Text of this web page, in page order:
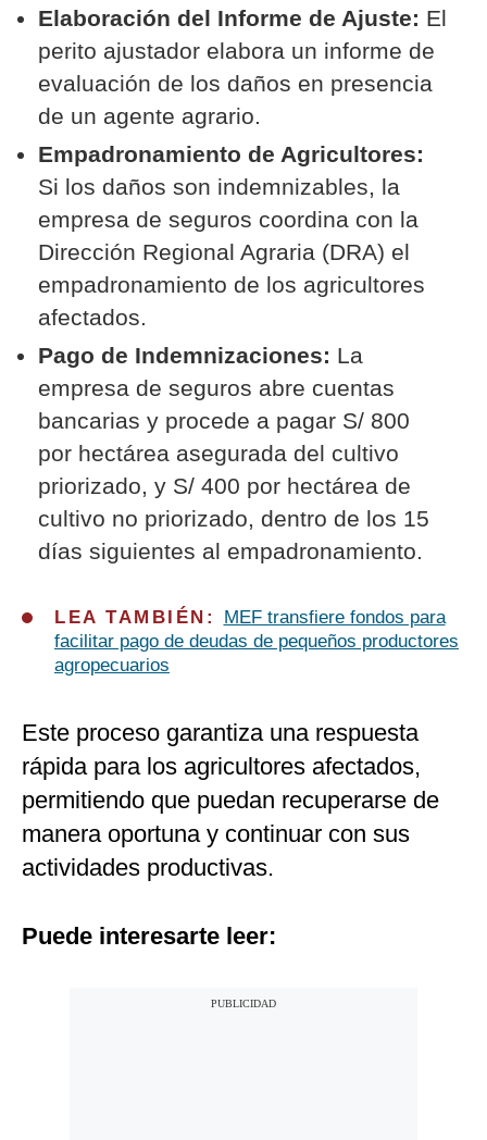
Elaboración del Informe de Ajuste: El
perito ajustador elabora un informe de
evaluación de los daños en presencia
de un agente agrario.
Empadronamiento de Agricultores:
Si los daños son indemnizables, la
empresa de seguros coordina con la
Dirección Regional Agraria (DRA) el
empadronamiento de los agricultores
afectados.
Pago de Indemnizaciones: La
empresa de seguros abre cuentas
bancarias y procede a pagar S/ 800
por hectárea asegurada del cultivo
priorizado, y S/ 400 por hectárea de
cultivo no priorizado, dentro de los 15
días siguientes al empadronamiento.
LEA TAMBIÉN:
MEF transfiere fondos para
facilitar pago de deudas de pequeños productores
agropecuarios
Este proceso garantiza una respuesta
rápida para los agricultores afectados,
permitiendo que puedan recuperarse de
manera oportuna y continuar con sus
actividades productivas.
Puede interesarte leer: